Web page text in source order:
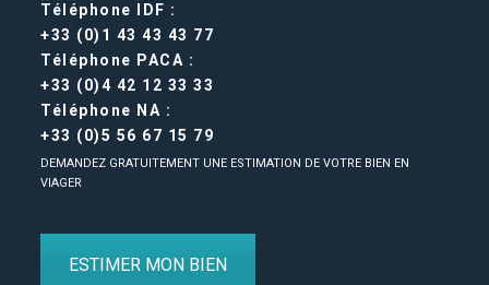
Téléphone IDF :
+33 (0)1 43 43 43 77
Téléphone PACA :
+33 (0)4 42 12 33 33
Téléphone NA :
+33 (0)5 56 67 15 79
DEMANDEZ GRATUITEMENT UNE ESTIMATION DE VOTRE BIEN EN
VIAGER
ESTIMER MON BIEN